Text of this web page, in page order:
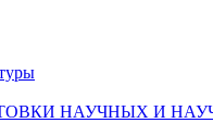
НАУЧНЫХ И